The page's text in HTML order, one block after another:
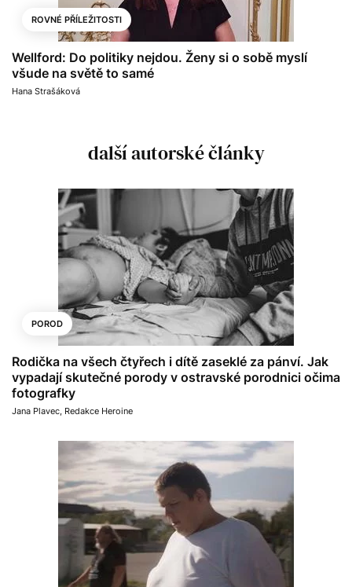
ROVNÉ PŘÍLEŽITOSTI
Wellford: Do politiky nejdou. Ženy si o sobě myslí
všude na světě to samé
Hana Strašáková
další autorské články
POROD
Rodička na všech čtyřech i dítě zaseklé za pánví. Jak
vypadají skutečné porody v ostravské porodnici očima
fotografky
Jana Plavec, Redakce Heroine